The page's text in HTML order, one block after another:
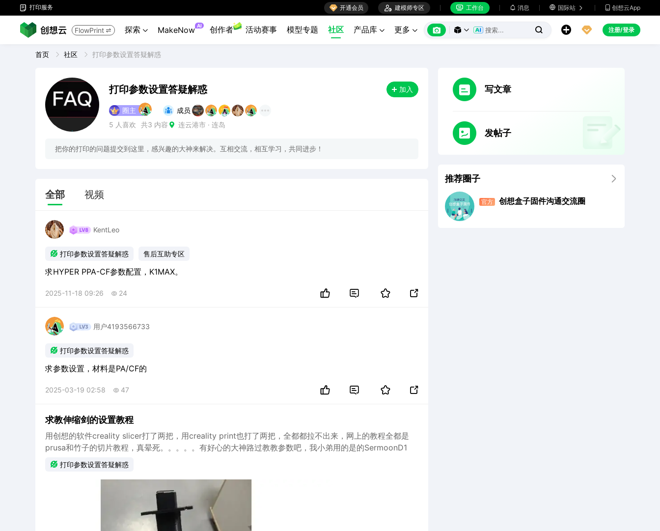
 打印服务  开通会员  建模师专区  工作台  消息  国际站   创想云App
FlowPrint  探索  MakeNow AI 创作者 活动赛事 模型专题 社区 产品库  更多        注册/登录
首页 社区 打印参数设置答疑解惑
打印参数设置答疑解惑 加入
圈主
成员
5 人喜欢 共3 内容  连云港市 · 连岛
把你的打印的问题提交到这里，感兴趣的大神来解决。互相交流，相互学习，共同进步！
全部 视频
KentLeo
 打印参数设置答疑解惑 售后互助专区
求HYPER PPA-CF参数配置，K1MAX。
2025-11-18 09:26  24  
用户4193566733
 打印参数设置答疑解惑
求参数设置，材料是PA/CF的
2025-03-19 02:58  47  
求教伸缩剑的设置教程
用创想的软件creality slicer打了两把，用creality print也打了两把，全都都拉不出来，网上的教程全都是
prusa和竹子的切片教程，真晕死。。。。。有好心的大神路过教教参数吧，我小弟用的是的SermoonD1
 打印参数设置答疑解惑
写文章
发帖子
推荐圈子 
官方 创想盒子固件沟通交流圈